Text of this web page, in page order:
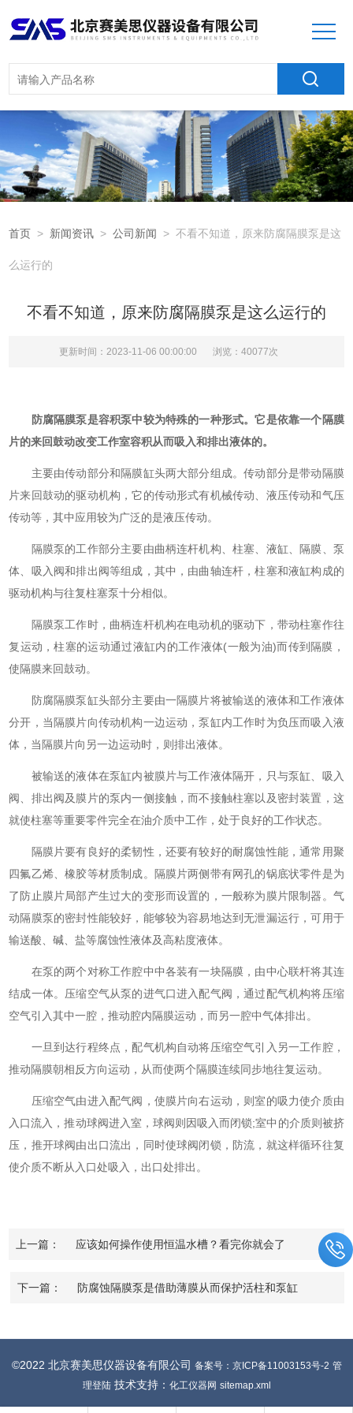
首页 > 新闻资讯 >公司新闻 > 不看不知道，原来防腐隔膜泵是这
么运行的
不看不知道，原来防腐隔膜泵是这么运行的
更新时间：2023-11-06 00:00:00 浏览：40077次
防腐隔膜泵是容积泵中较为特殊的一种形式。它是依靠一个隔膜
片的来回鼓动改变工作室容积从而吸入和排出液体的。
主要由传动部分和隔膜缸头两大部分组成。传动部分是带动隔膜
片来回鼓动的驱动机构，它的传动形式有机械传动、液压传动和气压
传动等，其中应用较为广泛的是液压传动。
隔膜泵的工作部分主要由曲柄连杆机构、柱塞、液缸、隔膜、泵
体、吸入阀和排出阀等组成，其中，由曲轴连杆，柱塞和液缸构成的
驱动机构与往复柱塞泵十分相似。
隔膜泵工作时，曲柄连杆机构在电动机的驱动下，带动柱塞作往
复运动，柱塞的运动通过液缸内的工作液体(一般为油)而传到隔膜，
使隔膜来回鼓动。
防腐隔膜泵缸头部分主要由一隔膜片将被输送的液体和工作液体
分开，当隔膜片向传动机构一边运动，泵缸内工作时为负压而吸入液
体，当隔膜片向另一边运动时，则排出液体。
被输送的液体在泵缸内被膜片与工作液体隔开，只与泵缸、吸入
阀、排出阀及膜片的泵内一侧接触，而不接触柱塞以及密封装置，这
就使柱塞等重要零件完全在油介质中工作，处于良好的工作状态。
隔膜片要有良好的柔韧性，还要有较好的耐腐蚀性能，通常用聚
四氟乙烯、橡胶等材质制成。隔膜片两侧带有网孔的锅底状零件是为
了防止膜片局部产生过大的变形而设置的，一般称为膜片限制器。气
动隔膜泵的密封性能较好，能够较为容易地达到无泄漏运行，可用于
输送酸、碱、盐等腐蚀性液体及高粘度液体。
在泵的两个对称工作腔中中各装有一块隔膜，由中心联杆将其连
结成一体。压缩空气从泵的进气口进入配气阀，通过配气机构将压缩
空气引入其中一腔，推动腔内隔膜运动，而另一腔中气体排出。
一旦到达行程终点，配气机构自动将压缩空气引入另一工作腔，
推动隔膜朝相反方向运动，从而使两个隔膜连续同步地往复运动。
压缩空气由进入配气阀，使膜片向右运动，则室的吸力使介质由
入口流入，推动球阀进入室，球阀则因吸入而闭锁;室中的介质则被挤
压，推开球阀由出口流出，同时使球阀闭锁，防流，就这样循环往复
使介质不断从入口处吸入，出口处排出。
上一篇： 应该如何操作使用恒温水槽？看完你就会了
下一篇： 防腐蚀隔膜泵是借助薄膜从而保护活柱和泵缸
©2022 北京赛美思仪器设备有限公司 备案号：京ICP备11003153号-2 管
理登陆技术支持： 化工仪器网 sitemap.xml